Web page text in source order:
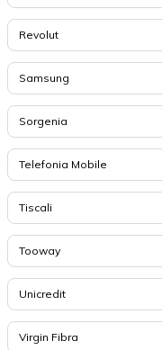
Revolut
Samsung
Sorgenia
Telefonia Mobile
Tiscali
Tooway
Unicredit
Virgin Fibra